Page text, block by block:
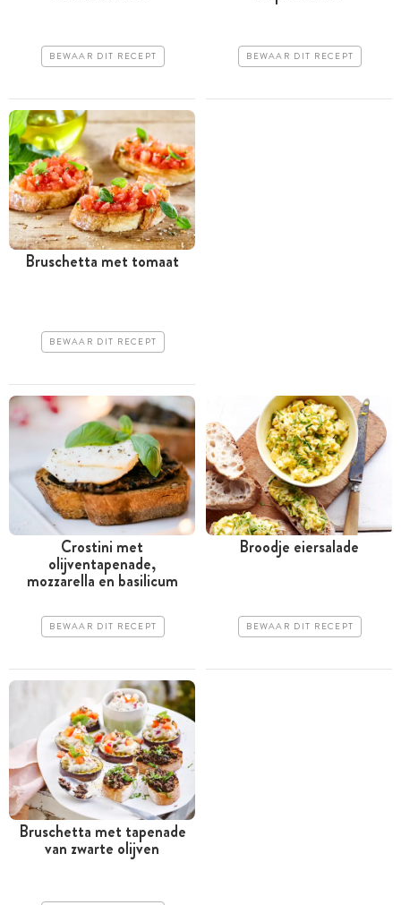
BEWAAR DIT RECEPT BEWAAR DIT RECEPT
Bruschetta met tomaat
BEWAAR DIT RECEPT
Crostini met
olijventapenade,
mozzarella en basilicum
BEWAAR DIT RECEPT
Broodje eiersalade
BEWAAR DIT RECEPT
Bruschetta met tapenade
van zwarte olijven